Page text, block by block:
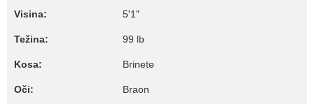
Visina: 5'1"
Težina: 99 lb
Kosa: Brinete
Oči: Braon